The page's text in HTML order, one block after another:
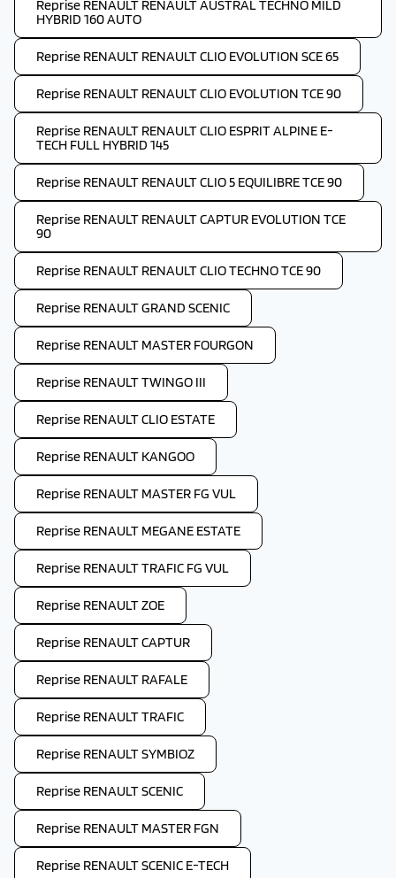
Reprise RENAULT RENAULT AUSTRAL TECHNO MILD
HYBRID 160 AUTO
Reprise RENAULT RENAULT CLIO EVOLUTION SCE 65
Reprise RENAULT RENAULT CLIO EVOLUTION TCE 90
Reprise RENAULT RENAULT CLIO ESPRIT ALPINE E-
TECH FULL HYBRID 145
Reprise RENAULT RENAULT CLIO 5 EQUILIBRE TCE 90
Reprise RENAULT RENAULT CAPTUR EVOLUTION TCE
90
Reprise RENAULT RENAULT CLIO TECHNO TCE 90
Reprise RENAULT GRAND SCENIC
Reprise RENAULT MASTER FOURGON
Reprise RENAULT TWINGO III
Reprise RENAULT CLIO ESTATE
Reprise RENAULT KANGOO
Reprise RENAULT MASTER FG VUL
Reprise RENAULT MEGANE ESTATE
Reprise RENAULT TRAFIC FG VUL
Reprise RENAULT ZOE
Reprise RENAULT CAPTUR
Reprise RENAULT RAFALE
Reprise RENAULT TRAFIC
Reprise RENAULT SYMBIOZ
Reprise RENAULT SCENIC
Reprise RENAULT MASTER FGN
Reprise RENAULT SCENIC E-TECH